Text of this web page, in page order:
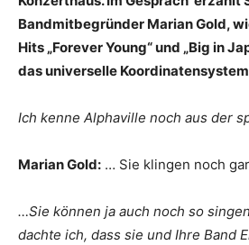
Bandmitbegründer Marian Gold,
Hits „Forever Young“ und „Big in
das universelle
Ich kenne Alphaville noch aus der
Marian Gold: … Sie klingen noch
…Sie können ja auch noch so
dachte ich, dass sie und Ihre Band